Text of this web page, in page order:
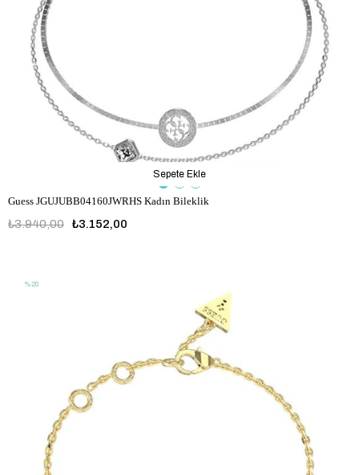
Guess JGUJUBB04160JWRHS Kadın Bileklik
₺3.152,00
₺3.940,00
Sepete Ekle
%20